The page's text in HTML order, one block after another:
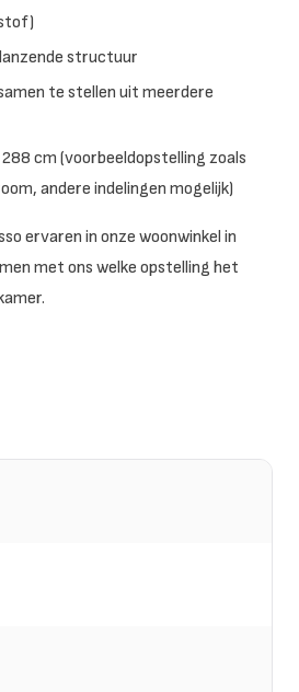
structuur
te stellen uit meerdere
cm (voorbeeldopstelling zoals
andere indelingen mogelijk)
ervaren in onze woonwinkel in
met ons welke opstelling het